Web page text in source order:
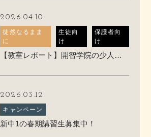
2026.04.10
徒然なるまま
に
生徒向
け
保護者向
け
【教室レポート】開智学院の少人数授業ってこんな感じです
2026.03.12
キャンペーン
新中1の春期講習生募集中！